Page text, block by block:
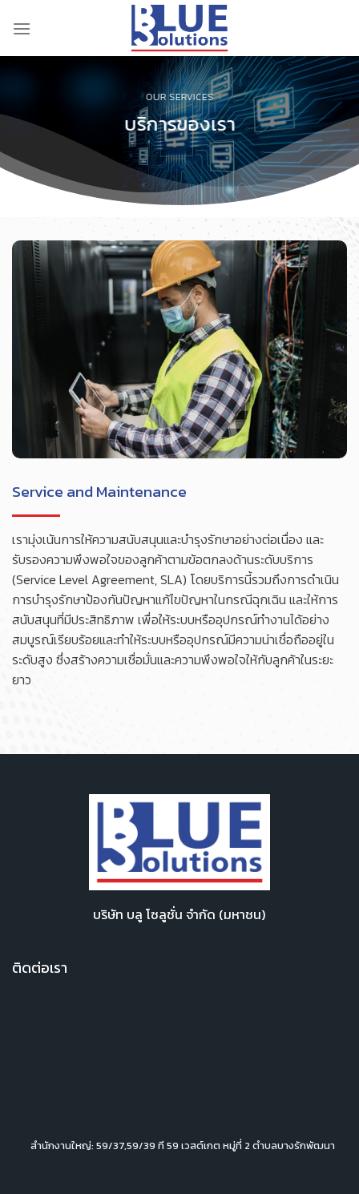
OUR SERVICES
บริการของเรา
Service and Maintenance
เรามุ่งเน้นการให้ความสนับสนุนและบำรุงรักษาอย่างต่อเนื่อง และ
รับรองความพึงพอใจของลูกค้าตามข้อตกลงด้านระดับบริการ
(Service Level Agreement, SLA) โดยบริการนี้รวมถึงการดำเนิน
การบำรุงรักษาป้องกันปัญหาแก้ไขปัญหาในกรณีฉุกเฉิน และให้การ
สนับสนุนที่มีประสิทธิภาพ เพื่อให้ระบบหรืออุปกรณ์ทำงานได้อย่าง
สมบูรณ์เรียบร้อยและทำให้ระบบหรืออุปกรณ์มีความน่าเชื่อถืออยู่ใน
ระดับสูง ซึ่งสร้างความเชื่อมั่นและความพึงพอใจให้กับลูกค้าในระยะ
ยาว
บริษัท บลู โซลูชั่น จำกัด (มหาชน)
ติดต่อเรา
สำนักงานใหญ่: 59/37,59/39 ที 59 เวสต์เกต หมู่ที่ 2 ตำบลบางรักพัฒนา